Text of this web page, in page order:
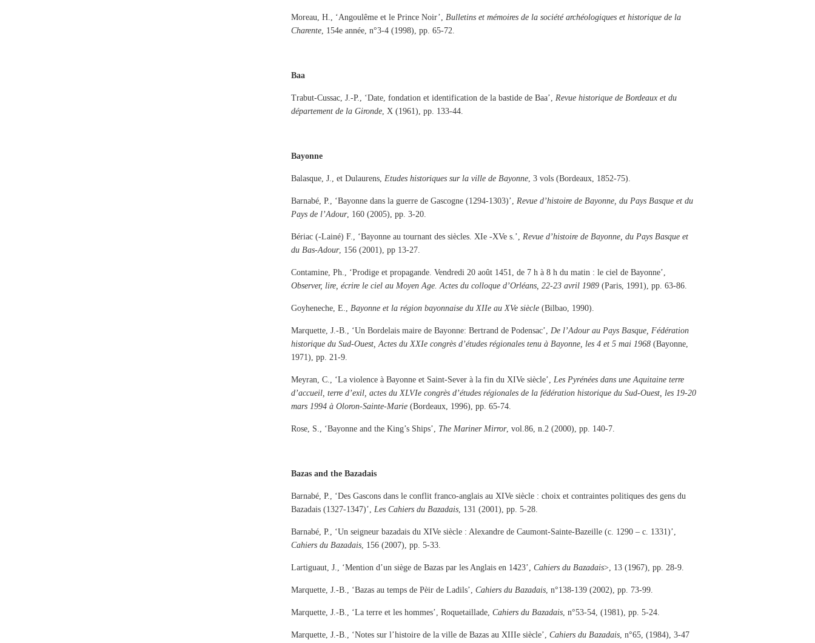
Moreau, H., ‘Angoulême et le Prince Noir’, Bulletins et mémoires de la société archéologiques et historique de la
Charente, 154e année, n°3-4 (1998), pp. 65-72.
Baa
Trabut-Cussac, J.-P., ‘Date, fondation et identification de la bastide de Baa’, Revue historique de Bordeaux et du
département de la Gironde, X (1961), pp. 133-44.
Bayonne
Balasque, J., et Dulaurens, Etudes historiques sur la ville de Bayonne, 3 vols (Bordeaux, 1852-75).
Barnabé, P., ‘Bayonne dans la guerre de Gascogne (1294-1303)’, Revue d’histoire de Bayonne, du Pays Basque et du
Pays de l’Adour, 160 (2005), pp. 3-20.
Bériac (-Lainé) F., ‘Bayonne au tournant des siècles. XIe -XVe s.’, Revue d’histoire de Bayonne, du Pays Basque et
du Bas-Adour, 156 (2001), pp 13-27.
Contamine, Ph., ‘Prodige et propagande. Vendredi 20 août 1451, de 7 h à 8 h du matin : le ciel de Bayonne’,
Observer, lire, écrire le ciel au Moyen Age. Actes du colloque d’Orléans, 22-23 avril 1989 (Paris, 1991), pp. 63-86.
Goyheneche, E., Bayonne et la région bayonnaise du XIIe au XVe siècle (Bilbao, 1990).
Marquette, J.-B., ‘Un Bordelais maire de Bayonne: Bertrand de Podensac’, De l’Adour au Pays Basque, Fédération
historique du Sud-Ouest, Actes du XXIe congrès d’études régionales tenu à Bayonne, les 4 et 5 mai 1968 (Bayonne,
1971), pp. 21-9.
Meyran, C., ‘La violence à Bayonne et Saint-Sever à la fin du XIVe siècle’, Les Pyrénées dans une Aquitaine terre
d’accueil, terre d’exil, actes du XLVIe congrès d’études régionales de la fédération historique du Sud-Ouest, les 19-20
mars 1994 à Oloron-Sainte-Marie (Bordeaux, 1996), pp. 65-74.
Rose, S., ‘Bayonne and the King’s Ships’, The Mariner Mirror, vol.86, n.2 (2000), pp. 140-7.
Bazas and the Bazadais
Barnabé, P., ‘Des Gascons dans le conflit franco-anglais au XIVe siècle : choix et contraintes politiques des gens du
Bazadais (1327-1347)’, Les Cahiers du Bazadais, 131 (2001), pp. 5-28.
Barnabé, P., ‘Un seigneur bazadais du XIVe siècle : Alexandre de Caumont-Sainte-Bazeille (c. 1290 – c. 1331)’,
Cahiers du Bazadais, 156 (2007), pp. 5-33.
Lartiguaut, J., ‘Mention d’un siège de Bazas par les Anglais en 1423’, Cahiers du Bazadais>, 13 (1967), pp. 28-9.
Marquette, J.-B., ‘Bazas au temps de Pèir de Ladils’, Cahiers du Bazadais, n°138-139 (2002), pp. 73-99.
Marquette, J.-B., ‘La terre et les hommes’, Roquetaillade, Cahiers du Bazadais, n°53-54, (1981), pp. 5-24.
Marquette, J.-B., ‘Notes sur l’histoire de la ville de Bazas au XIIIe siècle’, Cahiers du Bazadais, n°65, (1984), 3-47